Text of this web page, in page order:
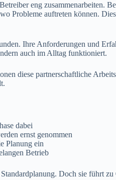
eng zusammenarbeiten.
Probleme auftreten können.
Ihre Anforderungen und
auch im Alltag funktioniert.
diese partnerschaftliche
dabei
ernst genommen
Planung ein
Betrieb
Doch sie führt